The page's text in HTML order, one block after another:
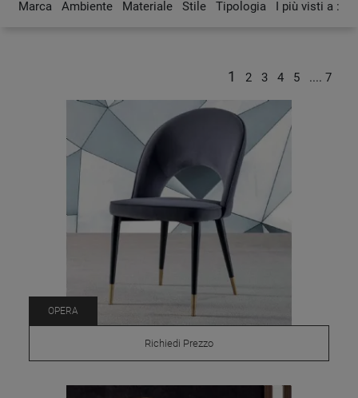
Marca Ambiente Materiale Stile Tipologia I più visti a :
1 2 3 4 5 .... 7
OPERA
Richiedi Prezzo